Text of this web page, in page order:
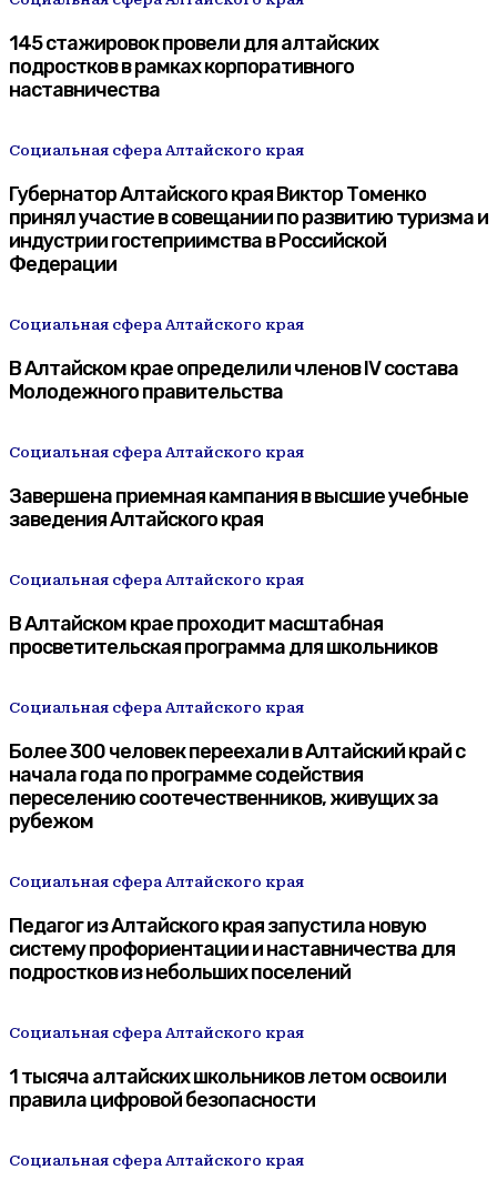
145 стажировок провели для алтайских
подростков в рамках корпоративного
наставничества
Социальная сфера Алтайского края
Губернатор Алтайского края Виктор Томенко
принял участие в совещании по развитию туризма и
индустрии гостеприимства в Российской
Федерации
Социальная сфера Алтайского края
В Алтайском крае определили членов IV состава
Молодежного правительства
Социальная сфера Алтайского края
Завершена приемная кампания в высшие учебные
заведения Алтайского края
Социальная сфера Алтайского края
В Алтайском крае проходит масштабная
просветительская программа для школьников
Социальная сфера Алтайского края
Более 300 человек переехали в Алтайский край с
начала года по программе содействия
переселению соотечественников, живущих за
рубежом
Социальная сфера Алтайского края
Педагог из Алтайского края запустила новую
систему профориентации и наставничества для
подростков из небольших поселений
Социальная сфера Алтайского края
1 тысяча алтайских школьников летом освоили
правила цифровой безопасности
Социальная сфера Алтайского края